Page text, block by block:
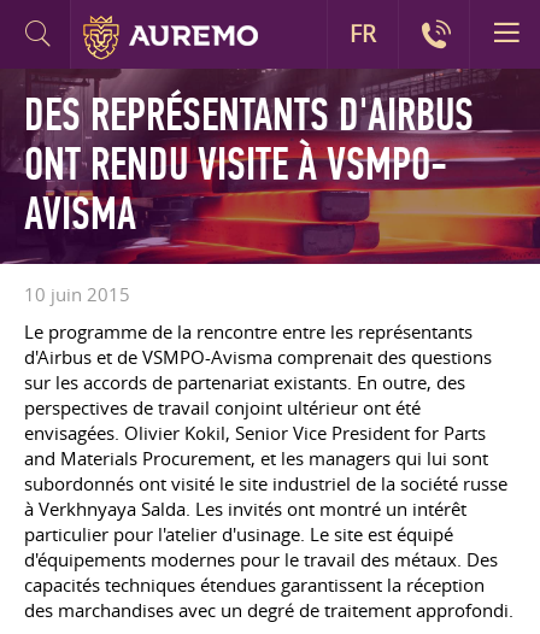
DES REPRÉSENTANTS D'AIRBUS
ONT RENDU VISITE À VSMPO-
AVISMA
10 juin 2015
Le programme de la rencontre entre les représentants
d'Airbus et de VSMPO-Avisma comprenait des questions
sur les accords de partenariat existants. En outre, des
perspectives de travail conjoint ultérieur ont été
envisagées. Olivier Kokil, Senior Vice President for Parts
and Materials Procurement, et les managers qui lui sont
subordonnés ont visité le site industriel de la société russe
à Verkhnyaya Salda. Les invités ont montré un intérêt
particulier pour l'atelier d'usinage. Le site est équipé
d'équipements modernes pour le travail des métaux. Des
capacités techniques étendues garantissent la réception
des marchandises avec un degré de traitement approfondi.
FR